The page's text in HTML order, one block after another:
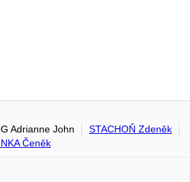
Adrianne John
STACHOŇ Zdeněk
Čeněk